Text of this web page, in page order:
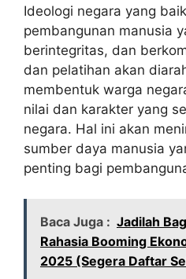
Ideologi negara yang
pembangunan manusia
berintegritas, dan
dan pelatihan akan
membentuk warga
nilai dan karakter yang
negara. Hal ini akan
sumber daya manusia
penting bagi
Baca Juga : Jadilah
Rahasia Booming
2025 (Segera Daftar